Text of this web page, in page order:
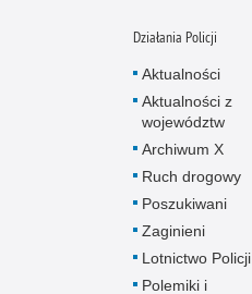
Działania Policji
Aktualności
Aktualności z
województw
Archiwum X
Ruch drogowy
Poszukiwani
Zaginieni
Lotnictwo Policji
Polemiki i